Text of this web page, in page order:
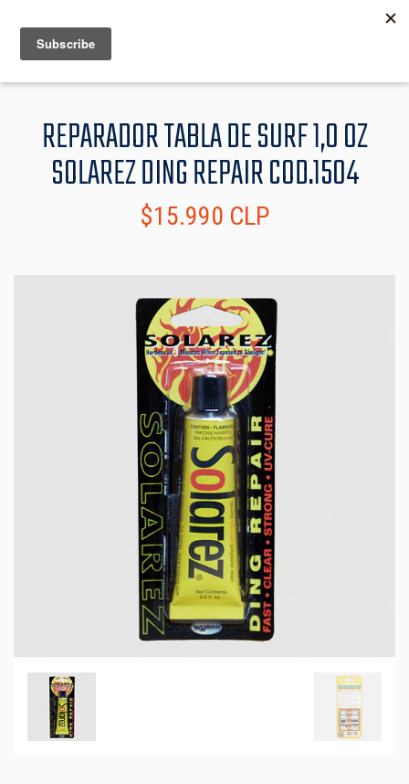
MENU
REPARADOR TABLA DE SURF 1,0 OZ
SOLAREZ DING REPAIR COD.1504
$15.990 CLP